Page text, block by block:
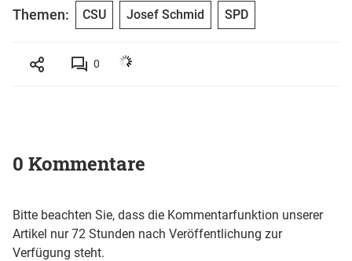
Themen: CSU Josef Schmid SPD
0
0 Kommentare
Bitte beachten Sie, dass die Kommentarfunktion unserer
Artikel nur 72 Stunden nach Veröffentlichung zur
Verfügung steht.